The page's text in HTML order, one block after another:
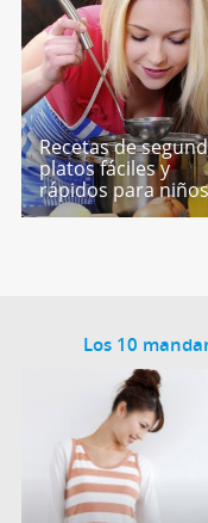
Recetas de
platos fáciles y
rápidos para niños
Los 10